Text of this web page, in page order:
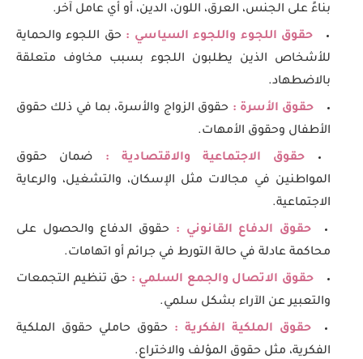
بناءً على الجنس، العرق، اللون، الدين، أو أي عامل آخر.
حقوق اللجوء واللجوء السياسي : حق اللجوء والحماية
للأشخاص الذين يطلبون اللجوء بسبب مخاوف متعلقة
بالاضطهاد.
حقوق الأسرة : حقوق الزواج والأسرة، بما في ذلك حقوق
الأطفال وحقوق الأمهات.
حقوق الاجتماعية والاقتصادية : ضمان حقوق
المواطنين في مجالات مثل الإسكان، والتشغيل، والرعاية
الاجتماعية.
حقوق الدفاع القانوني : حقوق الدفاع والحصول على
محاكمة عادلة في حالة التورط في جرائم أو اتهامات.
حقوق الاتصال والجمع السلمي : حق تنظيم التجمعات
والتعبير عن الآراء بشكل سلمي.
حقوق الملكية الفكرية : حقوق حاملي حقوق الملكية
الفكرية، مثل حقوق المؤلف والاختراع.